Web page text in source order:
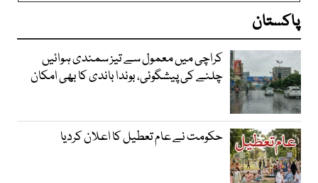
پاکستان
کراچی میں معمول سے تیز سمندی ہوائیں
چلنے کی پیشگوئی، بوندا باندی کا بھی امکان
حکومت نے عام تعطیل کا اعلان کردیا